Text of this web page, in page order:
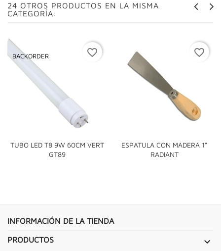
24 OTROS PRODUCTOS EN LA MISMA
CATEGORÍA:
TUBO LED T8 9W 60CM VERT
GT89
BACKORDER favorite_border
ESPATULA CON MADERA 1"
RADIANT
favorite_border
INFORMACIÓN DE LA TIENDA
PRODUCTOS 